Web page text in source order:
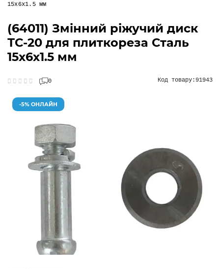
15х6х1.5 мм
(64011) Змінний ріжучий диск
ТС-20 для плиткореза Сталь
15х6х1.5 мм
0 Код товару:91943
-5% ОНЛАЙН